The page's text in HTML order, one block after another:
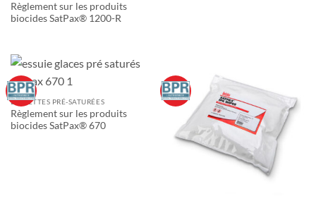
Règlement sur les produits
biocides SatPax® 1200-R
LINGETTES PRÉ-SATURÉES
Règlement sur les produits
biocides SatPax® 670